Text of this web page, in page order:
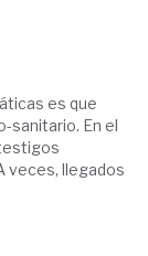
es que
sanitario. En el
veces, llegados